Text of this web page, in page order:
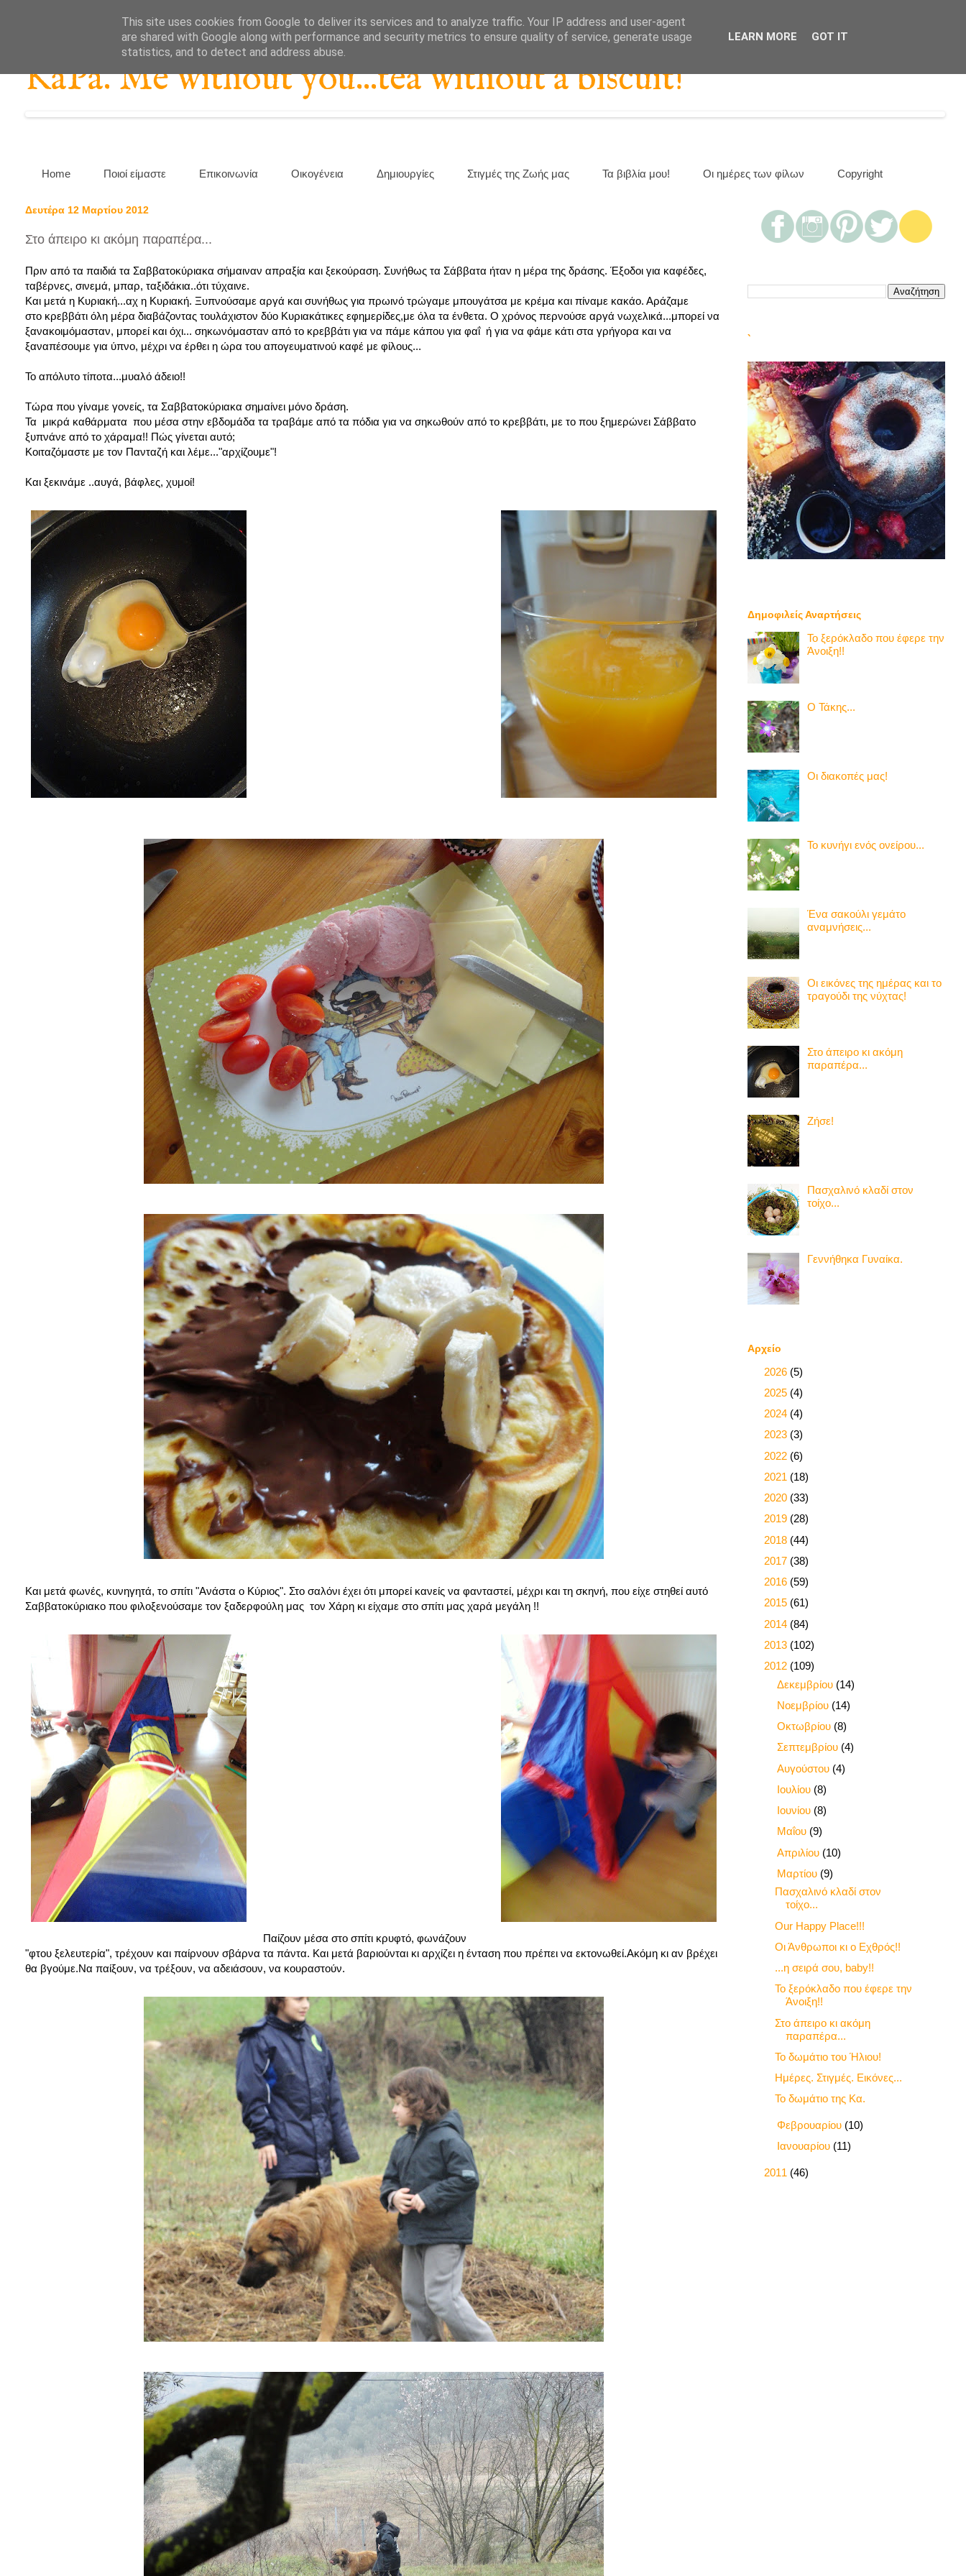
KaPa. Me without you...tea without a biscuit!
Home Ποιοί είμαστε Επικοινωνία Οικογένεια Δημιουργίες Στιγμές της Ζωής μας Τα βιβλία μου! Οι ημέρες των φίλων Copyright
Δευτέρα 12 Μαρτίου 2012
Στο άπειρο κι ακόμη παραπέρα...
Πριν από τα παιδιά τα Σαββατοκύριακα σήμαιναν απραξία και ξεκούραση. Συνήθως τα Σάββατα ήταν η μέρα της δράσης. Έξοδοι για καφέδες,
ταβέρνες, σινεμά, μπαρ, ταξιδάκια..ότι τύχαινε.
Και μετά η Κυριακή...αχ η Κυριακή. Ξυπνούσαμε αργά και συνήθως για πρωινό τρώγαμε μπουγάτσα με κρέμα και πίναμε κακάο. Αράζαμε
στο κρεββάτι όλη μέρα διαβάζοντας τουλάχιστον δύο Κυριακάτικες εφημερίδες,με όλα τα ένθετα. Ο χρόνος περνούσε αργά νωχελικά...μπορεί να
ξανακοιμόμασταν, μπορεί και όχι... σηκωνόμασταν από το κρεββάτι για να πάμε κάπου για φαΐ ή για να φάμε κάτι στα γρήγορα και να
ξαναπέσουμε για ύπνο, μέχρι να έρθει η ώρα του απογευματινού καφέ με φίλους...
Το απόλυτο τίποτα...μυαλό άδειο!!
Τώρα που γίναμε γονείς, τα Σαββατοκύριακα σημαίνει μόνο δράση.
Τα μικρά καθάρματα που μέσα στην εβδομάδα τα τραβάμε από τα πόδια για να σηκωθούν από το κρεββάτι, με το που ξημερώνει Σάββατο
ξυπνάνε από το χάραμα!! Πώς γίνεται αυτό;
Κοιταζόμαστε με τον Πανταζή και λέμε..."αρχίζουμε"!
Και ξεκινάμε ..αυγά, βάφλες, χυμοί!
Και μετά φωνές, κυνηγητά, το σπίτι "Ανάστα ο Κύριος". Στο σαλόνι έχει ότι μπορεί κανείς να φανταστεί, μέχρι και τη σκηνή, που είχε στηθεί αυτό
Σαββατοκύριακο που φιλοξενούσαμε τον ξαδερφούλη μας τον Χάρη κι είχαμε στο σπίτι μας χαρά μεγάλη !!
Παίζουν μέσα στο σπίτι κρυφτό, φωνάζουν
"φτου ξελευτερία", τρέχουν και παίρνουν σβάρνα τα πάντα. Και μετά βαριούνται κι αρχίζει η ένταση που πρέπει να εκτονωθεί.Ακόμη κι αν βρέχει
θα βγούμε.Να παίξουν, να τρέξουν, να αδειάσουν, να κουραστούν.
`
Δημοφιλείς Αναρτήσεις
Το ξερόκλαδο που έφερε την
Άνοιξη!!
Ο Τάκης...
Οι διακοπές μας!
Το κυνήγι ενός ονείρου...
Ένα σακούλι γεμάτο
αναμνήσεις...
Οι εικόνες της ημέρας και το
τραγούδι της νύχτας!
Στο άπειρο κι ακόμη
παραπέρα...
Ζήσε!
Πασχαλινό κλαδί στον
τοίχο...
Γεννήθηκα Γυναίκα.
Αρχείο
2026 (5)
2025 (4)
2024 (4)
2023 (3)
2022 (6)
2021 (18)
2020 (33)
2019 (28)
2018 (44)
2017 (38)
2016 (59)
2015 (61)
2014 (84)
2013 (102)
2012 (109)
Δεκεμβρίου (14)
Νοεμβρίου (14)
Οκτωβρίου (8)
Σεπτεμβρίου (4)
Αυγούστου (4)
Ιουλίου (8)
Ιουνίου (8)
Μαΐου (9)
Απριλίου (10)
Μαρτίου (9)
Πασχαλινό κλαδί στον
τοίχο...
Our Happy Place!!!
Οι Άνθρωποι κι ο Εχθρός!!
...η σειρά σου, baby!!
Το ξερόκλαδο που έφερε την
Άνοιξη!!
Στο άπειρο κι ακόμη
παραπέρα...
Το δωμάτιο του Ήλιου!
Ημέρες. Στιγμές. Εικόνες...
Το δωμάτιο της Κα.
Φεβρουαρίου (10)
Ιανουαρίου (11)
2011 (46)
This site uses cookies from Google to deliver its services and to analyze traffic. Your IP address and user-agent
are shared with Google along with performance and security metrics to ensure quality of service, generate usage
statistics, and to detect and address abuse.
LEARN MORE GOT IT